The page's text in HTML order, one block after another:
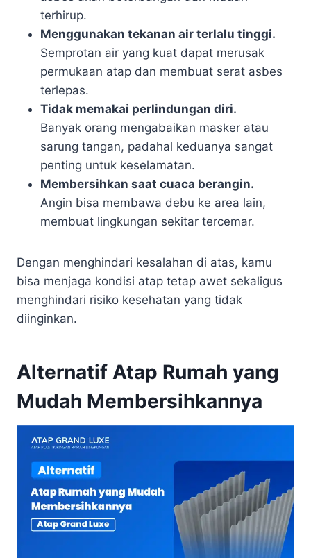
terhirup.
Menggunakan tekanan air terlalu tinggi.
Semprotan air yang kuat dapat merusak
permukaan atap dan membuat serat asbes
terlepas.
Tidak memakai perlindungan diri.
Banyak orang mengabaikan masker atau
sarung tangan, padahal keduanya sangat
penting untuk keselamatan.
Membersihkan saat cuaca berangin.
Angin bisa membawa debu ke area lain,
membuat lingkungan sekitar tercemar.
Dengan menghindari kesalahan di atas, kamu
bisa menjaga kondisi atap tetap awet sekaligus
menghindari risiko kesehatan yang tidak
diinginkan.
Alternatif Atap Rumah yang
Mudah Membersihkannya